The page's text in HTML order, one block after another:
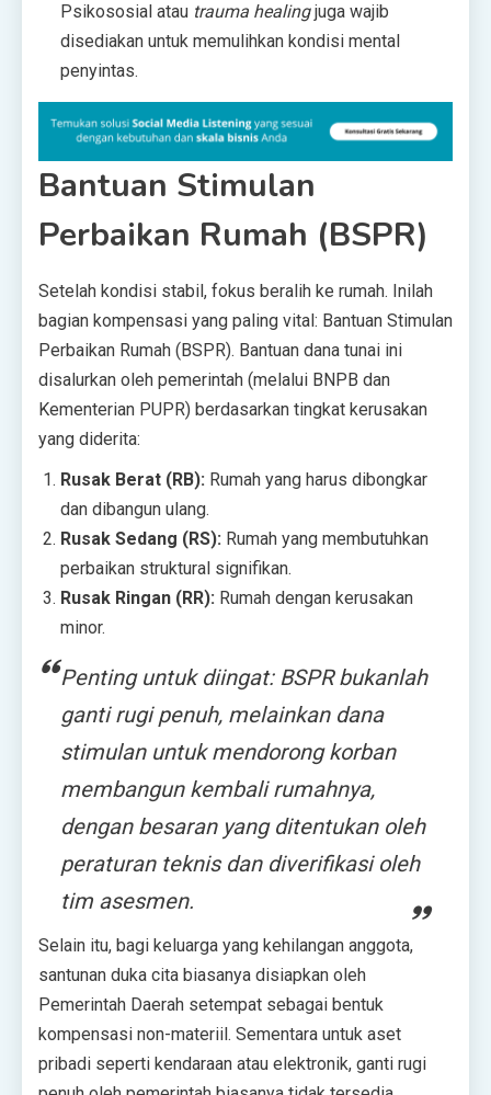
Psikososial atau trauma healingjuga wajib
disediakan untuk memulihkan kondisi mental
penyintas.
Bantuan Stimulan
Perbaikan Rumah (BSPR)
Setelah kondisi stabil, fokus beralih ke rumah. Inilah
bagian kompensasi yang paling vital: Bantuan Stimulan
Perbaikan Rumah (BSPR). Bantuan dana tunai ini
disalurkan oleh pemerintah (melalui BNPB dan
Kementerian PUPR) berdasarkan tingkat kerusakan
yang diderita:
Rusak Berat (RB): Rumah yang harus dibongkar
dan dibangun ulang.
Rusak Sedang (RS): Rumah yang membutuhkan
perbaikan struktural signifikan.
Rusak Ringan (RR): Rumah dengan kerusakan
minor.
Penting untuk diingat: BSPR bukanlah
ganti rugi penuh, melainkan dana
stimulan untuk mendorong korban
membangun kembali rumahnya,
dengan besaran yang ditentukan oleh
peraturan teknis dan diverifikasi oleh
tim asesmen.
Selain itu, bagi keluarga yang kehilangan anggota,
santunan duka cita biasanya disiapkan oleh
Pemerintah Daerah setempat sebagai bentuk
kompensasi non-materiil. Sementara untuk aset
pribadi seperti kendaraan atau elektronik, ganti rugi